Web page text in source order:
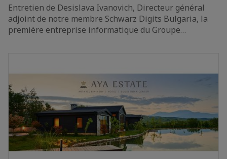
Entretien de Desislava Ivanovich, Directeur général
adjoint de notre membre Schwarz Digits Bulgaria, la
première entreprise informatique du Groupe…